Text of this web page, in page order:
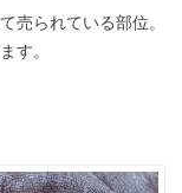
売られている部位。
す。